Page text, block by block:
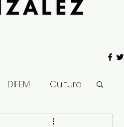
DIFEM Cultura